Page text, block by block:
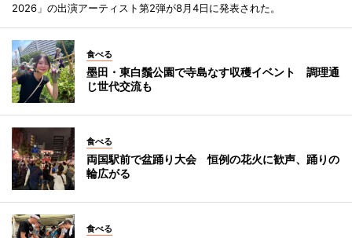
2026」の出演アーティスト第2弾が8月4日に発表された。
食べる
墨田・東白鬚公園で寺島なす収穫イベント 調理通
じ世代交流も
食べる
両国駅前で盆踊り大会 恒例の花火に歓声、踊りの
輪広がる
食べる